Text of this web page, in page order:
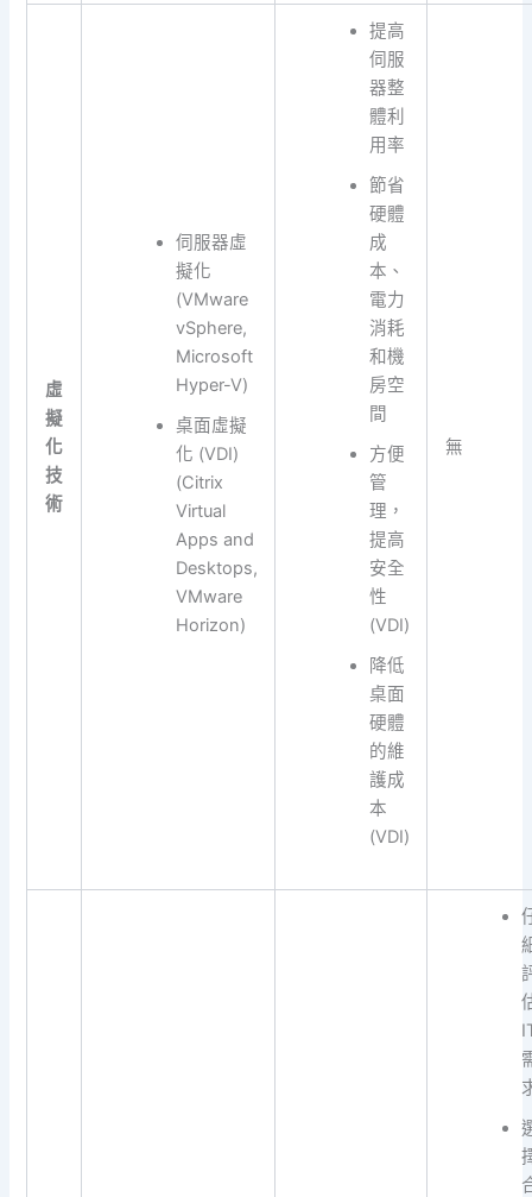
虛
擬
化
技
術
伺服器虛
擬化
(VMware
vSphere,
Microsoft
Hyper-V)
桌面虛擬
化 (VDI)
(Citrix
Virtual
Apps and
Desktops,
VMware
Horizon)
提高
伺服
器整
體利
用率
節省
硬體
成
本、
電力
消耗
和機
房空
間
方便
管
理，
提高
安全
性
(VDI)
降低
桌面
硬體
的維
護成
本
(VDI)
無